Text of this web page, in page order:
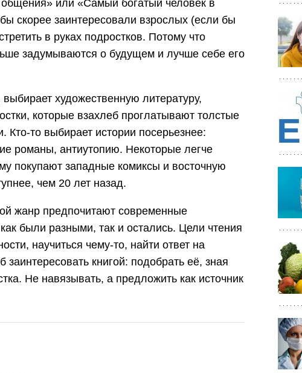
или «Самый богатый человек в
скорее заинтересовали взрослых (если бы
в руках подростков. Потому что
задумываются о будущем и лучше себе его
художественную литературу,
которые взахлеб проглатывают толстые
Кто-то выбирает истории посерьезнее:
романы, антиутопию. Некоторые легче
покупают западные комиксы и восточную
чем 20 лет назад.
жанр предпочитают современные
были разными, так и остались. Цели чтения
научиться чему-то, найти ответ на
книгой: подобрать её, зная
Не навязывать, а предложить как источник